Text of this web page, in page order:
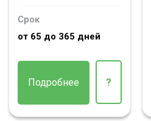
Срок
от 65 до 365 дней
Подробнее ?